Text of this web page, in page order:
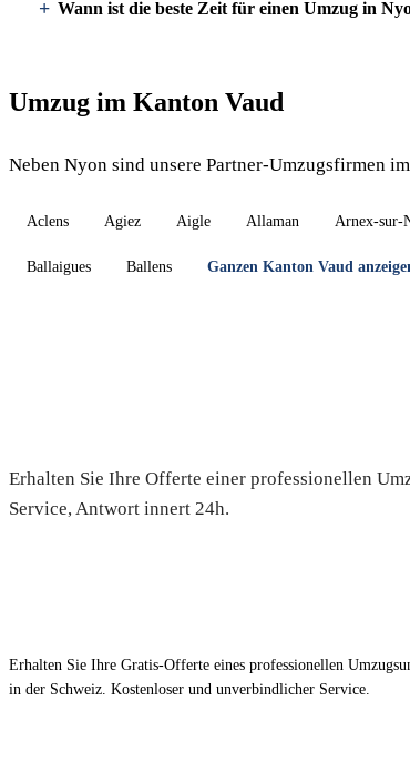
Wann ist die beste Zeit für einen Umzug in
Umzug im Kanton Vaud
Neben Nyon sind unsere Partner-Umzugsfirmen
Aclens Agiez Aigle Allaman Arnex-sur-
Ballaigues Ballens Ganzen Kanton Vaud
Erhalten Sie Ihre Offerte einer professionellen
Service, Antwort innert 24h.
Erhalten Sie Ihre Gratis-Offerte eines professionellen
in der Schweiz. Kostenloser und unverbindlicher Service.